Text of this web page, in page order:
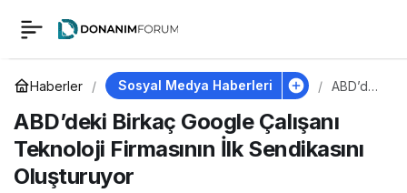
Haberler Sosyal Medya Haberleri
ABD’dek
Google
Çalışanı
Teknoloj
ABD’deki Birkaç Google Çalışanı
Teknoloji Firmasının İlk Sendikasını
Oluşturuyor
ABD’deki Birkaç
Google Çalışanı
Teknoloji Firmasının
İlk Sendikasını